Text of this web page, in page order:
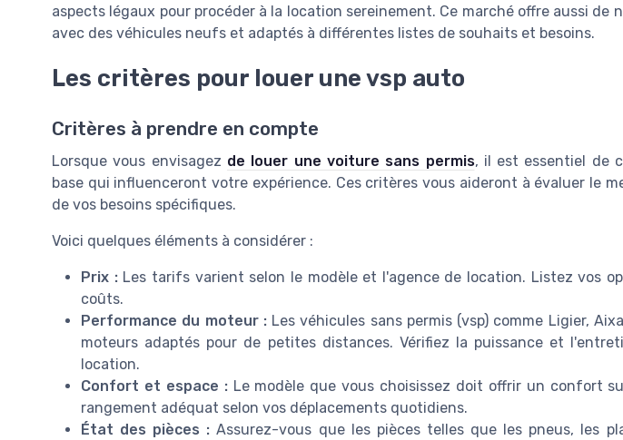
aspects légaux pour procéder à la location sereinement. Ce marché offre aussi de
avec des véhicules neufs et adaptés à différentes listes de souhaits et besoins.
Les critères pour louer une vsp auto
Critères à prendre en compte
Lorsque vous envisagez de louer une voiture sans permis, il est essentiel de
base qui influenceront votre expérience. Ces critères vous aideront à évaluer le
de vos besoins spécifiques.
Voici quelques éléments à considérer :
Prix :Les tarifs varient selon le modèle et l'agence de location. Listez vos
coûts.
Performance du moteur :Les véhicules sans permis (vsp) comme Ligier,
moteurs adaptés pour de petites distances. Vérifiez la puissance et
location.
Confort et espace :Le modèle que vous choisissez doit offrir un confort
rangement adéquat selon vos déplacements quotidiens.
État des pièces : Assurez-vous que les pièces telles que les pneus, les